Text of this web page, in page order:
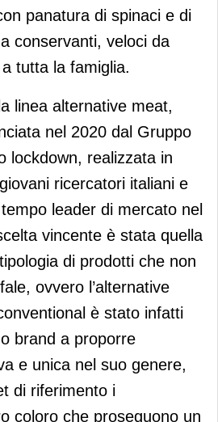
panatura di spinaci e di
conservanti, veloci da
tutta la famiglia.
linea alternative meat,
nel 2020 dal Gruppo
lockdown, realizzata in
ricercatori italiani e
leader di mercato nel
vincente è stata quella
di prodotti che non
ovvero l’alternative
è stato infatti
brand a proporre
e unica nel suo genere,
di riferimento i
coloro che proseguono un